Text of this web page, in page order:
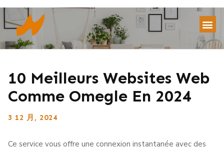
10 Meilleurs Websites Web
Comme Omegle En 2024
3 12 月, 2024
Ce service vous offre une connexion instantanée avec des